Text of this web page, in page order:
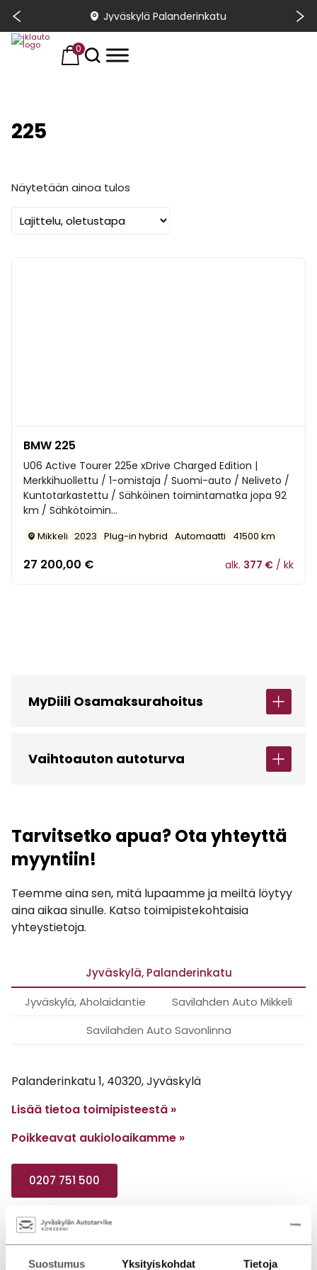
Suostumus Yksityiskohdat Tietoja
Jyväskylä Palanderinkatu
0
225
Näytetään ainoa tulos
BMW 225
U06 Active Tourer 225e xDrive Charged Edition |
Merkkihuollettu / 1-omistaja / Suomi-auto / Neliveto /
Kuntotarkastettu / Sähköinen toimintamatka jopa 92
km / Sähkötoimin...
Mikkeli 2023 Plug-in hybrid Automaatti 41500 km
27 200,00 € alk. 377 € / kk
MyDiili Osamaksurahoitus
Vaihtoauton autoturva
Tarvitsetko apua? Ota yhteyttä
myyntiin!
Teemme aina sen, mitä lupaamme ja meiltä löytyy
aina aikaa sinulle. Katso toimipistekohtaisia
yhteystietoja.
Jyväskylä, Palanderinkatu
Jyväskylä, Aholaidantie
Savilahden Auto Mikkeli
Savilahden Auto Savonlinna
Palanderinkatu 1, 40320, Jyväskylä
Lisää tietoa toimipisteestä »
Poikkeavat aukioloaikamme »
0207 751 500
Myynti